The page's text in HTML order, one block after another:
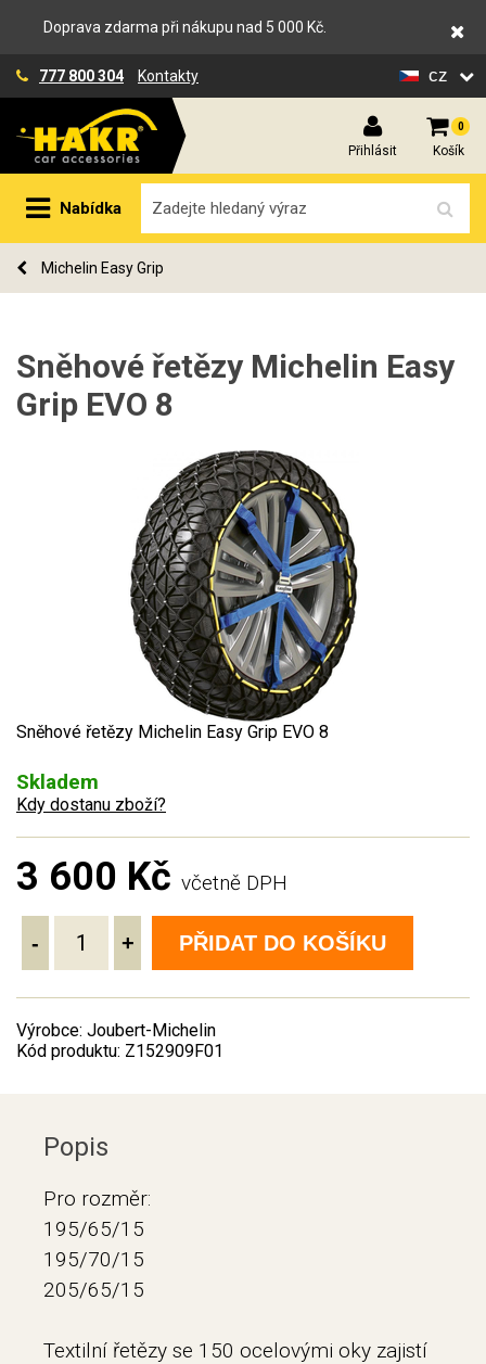
Doprava zdarma při nákupu nad 5 000 Kč.
777 800 304 Kontakty cz
Přihlásit
0
Košík
Nabídka
Michelin Easy Grip
Sněhové řetězy Michelin Easy
Grip EVO 8
Sněhové řetězy Michelin Easy Grip EVO 8
Skladem
Kdy dostanu zboží?
3 600 Kč včetně DPH
- + PŘIDAT DO KOŠÍKU
Výrobce: Joubert-Michelin
Kód produktu: Z152909F01
Popis
Pro rozměr:
195/65/15
195/70/15
205/65/15
Textilní řetězy se 150 ocelovými oky zajistí